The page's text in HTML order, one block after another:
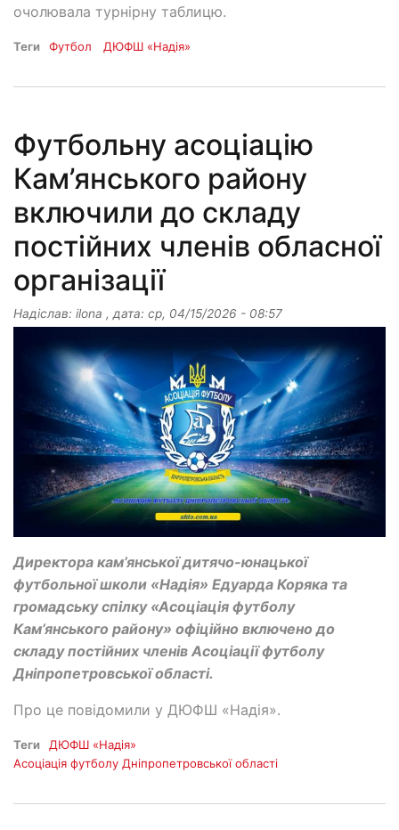
очолювала турнірну таблицю.
Теги Футбол ДЮФШ «Надія»
Футбольну асоціацію
Кам’янського району
включили до складу
постійних членів обласної
організації
Надіслав: ilona , дата: ср, 04/15/2026 - 08:57
Директора кам’янської дитячо-юнацької
футбольної школи «Надія» Едуарда Коряка та
громадську спілку «Асоціація футболу
Кам’янського району» офіційно включено до
складу постійних членів Асоціації футболу
Дніпропетровської області.
Про це повідомили у ДЮФШ «Надія».
Теги
ДЮФШ «Надія»
Асоціація футболу Дніпропетровської області